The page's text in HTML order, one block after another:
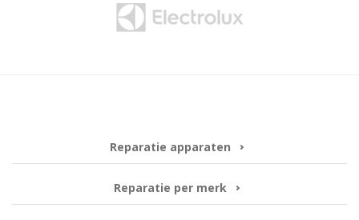
Reparatie apparaten
Reparatie per merk